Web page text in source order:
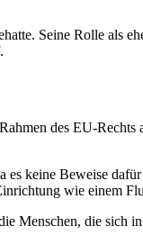
Seine Rolle als
des EU-Rechts
keine Beweise dafür
wie einem
Menschen, die sich